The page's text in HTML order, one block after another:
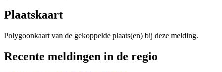
Plaatskaart
Polygoonkaart van de gekoppelde plaats(en) bij deze melding.
Recente meldingen in de regio